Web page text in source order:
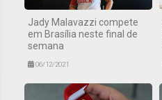
Jady Malavazzi compete
em Brasília neste final de
semana
06/12/2021